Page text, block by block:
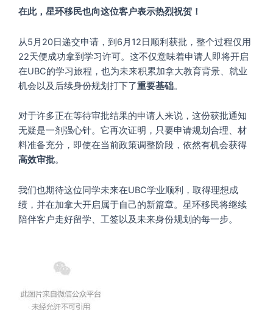
在此，星环移民也向这位客户表示热烈祝贺！
从5月20日递交申请，到6月12日顺利获批，整个过程仅用
22天便成功拿到学习许可。这不仅意味着申请人即将开启
在UBC的学习旅程，也为未来积累加拿大教育背景、就业
机会以及后续身份规划打下了重要基础。
对于许多正在等待审批结果的申请人来说，这份获批通知
无疑是一剂强心针。它再次证明，只要申请规划合理、材
料准备充分，即使在当前政策调整阶段，依然有机会获得
高效审批。
我们也期待这位同学未来在UBC学业顺利，取得理想成
绩，并在加拿大开启属于自己的新篇章。星环移民将继续
陪伴客户走好留学、工签以及未来身份规划的每一步。